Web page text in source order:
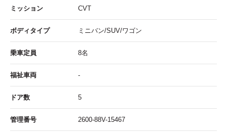
ミッション CVT
ボディタイプ ミニバン/SUV/ワゴン
乗車定員 8名
福祉車両 -
ドア数 5
管理番号 2600-88V-15467